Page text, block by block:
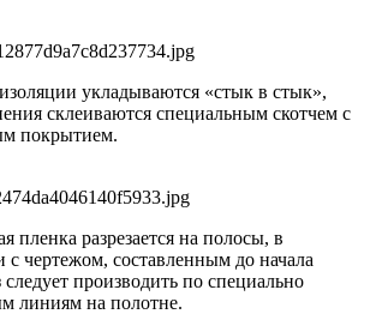
укладываются «стык в стык»,
склеиваются специальным скотчем с
покрытием.
пленка разрезается на полосы, в
с чертежом, составленным до начала
следует производить по специально
линиям на полотне.